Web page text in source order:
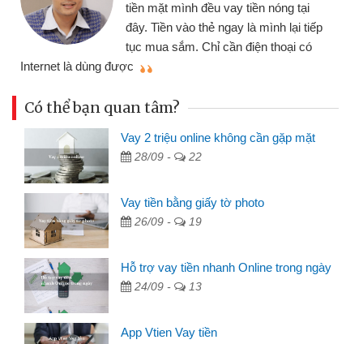
tiền mặt mình đều vay tiền nóng tại
đây. Tiền vào thẻ ngay là mình lại tiếp
tục mua sắm. Chỉ cần điện thoại có
Internet là dùng được
Có thể bạn quan tâm?
Vay 2 triệu online không cần gặp mặt
28/09 - 22
Vay tiền bằng giấy tờ photo
26/09 - 19
Hỗ trợ vay tiền nhanh Online trong ngày
24/09 - 13
App Vtien Vay tiền